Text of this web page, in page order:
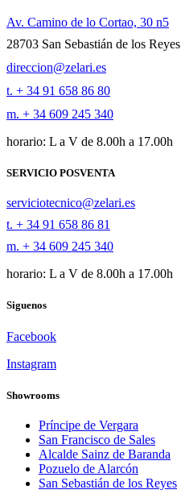
Av. Camino de lo Cortao, 30 n5
28703 San Sebastián de los Reyes
direccion@zelari.es
t. + 34 91 658 86 80
m. + 34 609 245 340
horario: L a V de 8.00h a 17.00h
SERVICIO POSVENTA
serviciotecnico@zelari.es
t. + 34 91 658 86 81
m. + 34 609 245 340
horario: L a V de 8.00h a 17.00h
Siguenos
Facebook
Instagram
Showrooms
Príncipe de Vergara
San Francisco de Sales
Alcalde Sainz de Baranda
Pozuelo de Alarcón
San Sebastián de los Reyes